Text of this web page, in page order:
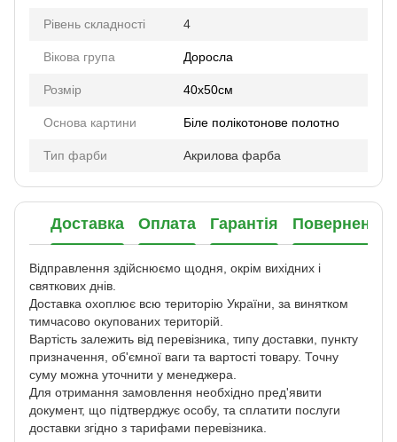
Рівень складності 4
Вікова група Доросла
Розмір 40х50см
Основа картини Біле полікотонове полотно
Тип фарби Акрилова фарба
Доставка Оплата Гарантія Повернення
Відправлення здійснюємо щодня, окрім вихідних і
святкових днів.
Доставка охоплює всю територію України, за винятком
тимчасово окупованих територій.
Вартість залежить від перевізника, типу доставки, пункту
призначення, об'ємної ваги та вартості товару. Точну
суму можна уточнити у менеджера.
Для отримання замовлення необхідно пред'явити
документ, що підтверджує особу, та сплатити послуги
доставки згідно з тарифами перевізника.